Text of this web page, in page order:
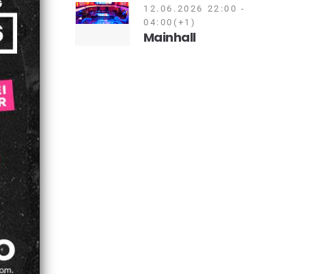
12.06.2026 22:00 -
04:00(+1)
Mainhall